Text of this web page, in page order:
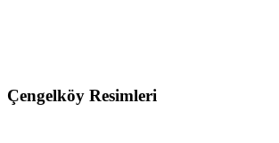
Çengelköy Resimleri